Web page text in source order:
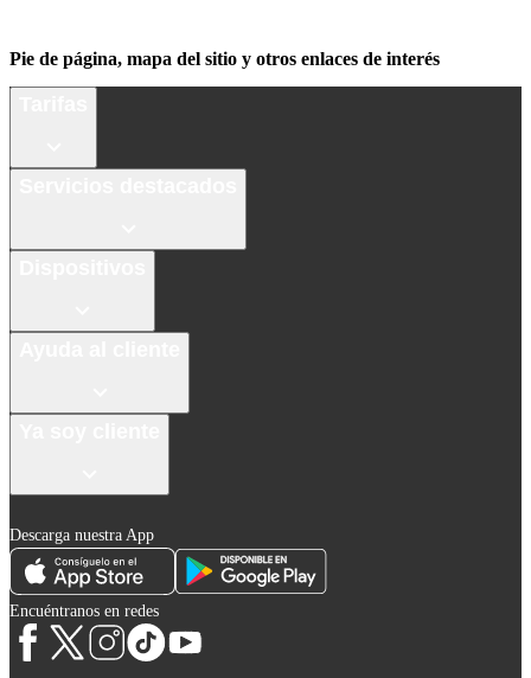
Pie de página, mapa del sitio y otros enlaces de interés
Descarga nuestra App
Encuéntranos en redes